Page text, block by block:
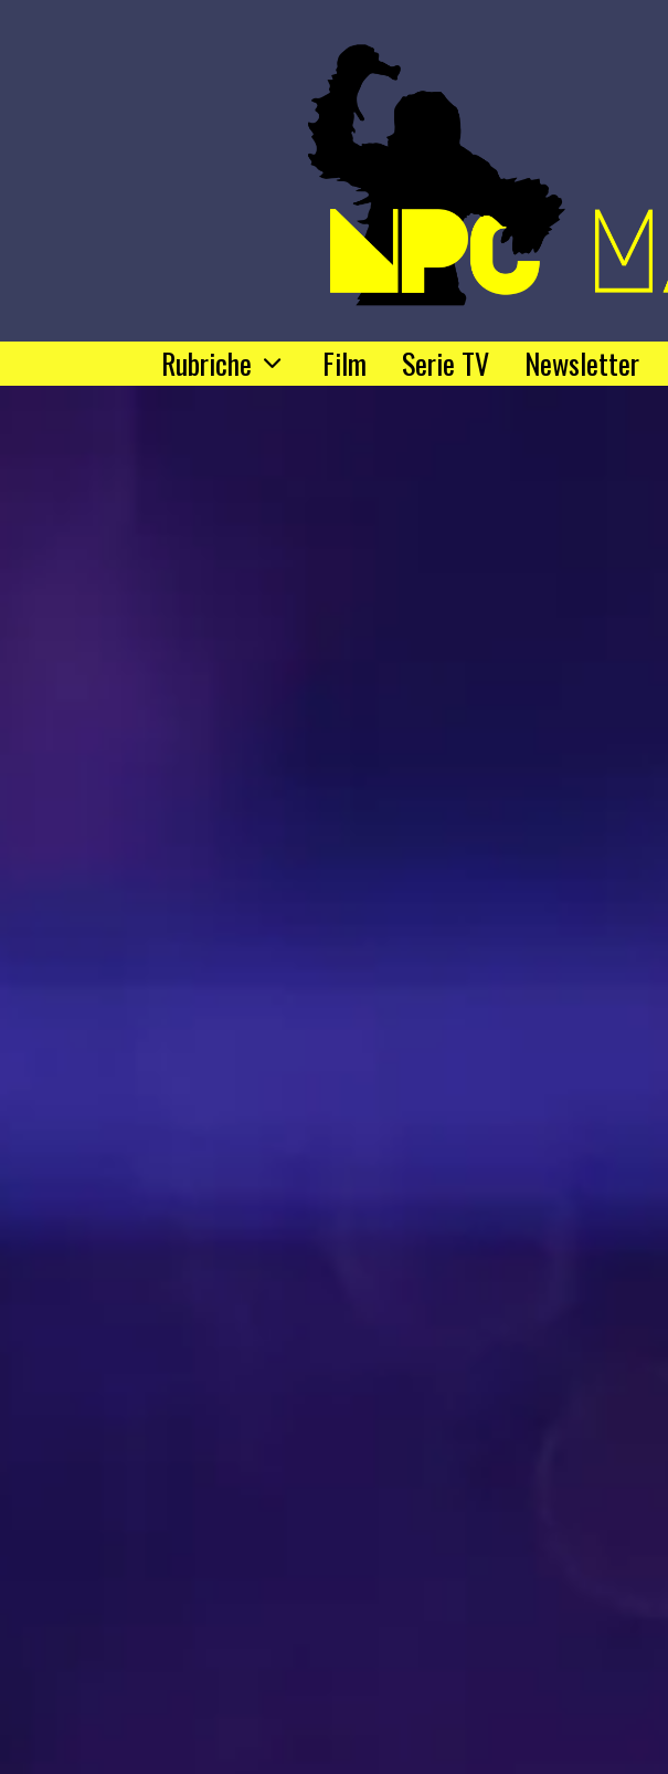
Rubriche Film Serie TV Newsletter